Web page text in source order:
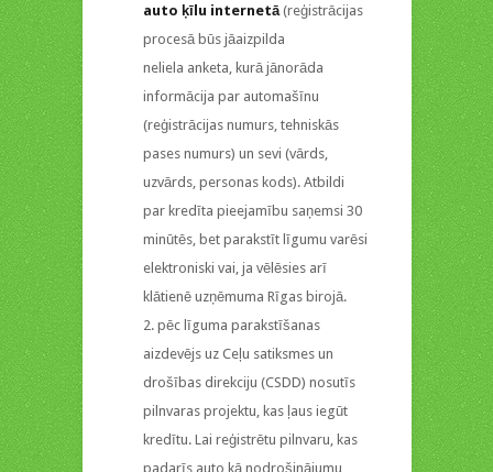
auto ķīlu internetā(reģistrācijas
procesā būs jāaizpilda
neliela anketa, kurā jānorāda
informācija par automašīnu
(reģistrācijas numurs, tehniskās
pases numurs) un sevi (vārds,
uzvārds, personas kods). Atbildi
par kredīta pieejamību saņemsi 30
minūtēs, bet parakstīt līgumu varēsi
elektroniski vai, ja vēlēsies arī
klātienē uzņēmuma Rīgas birojā.
pēc līguma parakstīšanas
aizdevējs uz Ceļu satiksmes un
drošības direkciju (CSDD) nosutīs
pilnvaras projektu, kas ļaus iegūt
kredītu. Lai reģistrētu pilnvaru, kas
padarīs auto kā nodrošinājumu